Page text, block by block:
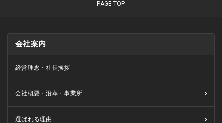
PAGE TOP
会社案内
経営理念・社長挨拶
会社概要・沿革・事業所
選ばれる理由